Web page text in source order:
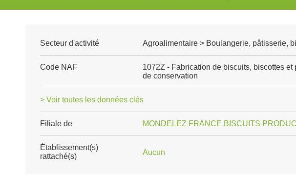
Secteur d'activité Agroalimentaire > Boulangerie, pâtisserie,
Code NAF
1072Z - Fabrication de biscuits, biscottes et
de conservation
> Voir toutes les données clés
Filiale de MONDELEZ FRANCE BISCUITS
Établissement(s)
rattaché(s)
Aucun